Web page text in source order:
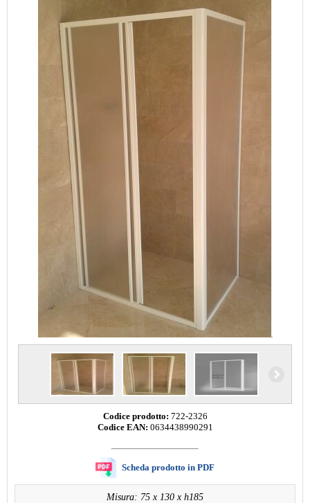
Codice prodotto: 722-2326
Codice EAN: 0634438990291
Scheda prodotto in PDF
Misura: 75 x 130 x h185